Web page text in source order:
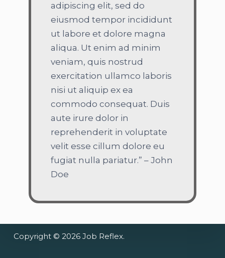
adipiscing elit, sed do
eiusmod tempor incididunt
ut labore et dolore magna
aliqua. Ut enim ad minim
veniam, quis nostrud
exercitation ullamco laboris
nisi ut aliquip ex ea
commodo consequat. Duis
aute irure dolor in
reprehenderit in voluptate
velit esse cillum dolore eu
fugiat nulla pariatur.” – John
Doe
Copyright © 2026 Job Reflex.